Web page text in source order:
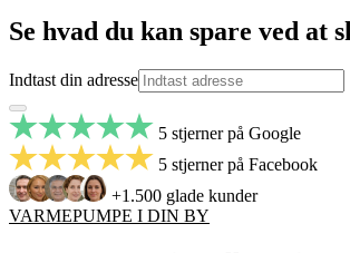
Se hvad du kan spare ved at
Indtast din adresse
5 stjerner på Google
5 stjerner på Facebook
+1.500 glade kunder
VARMEPUMPE I DIN BY